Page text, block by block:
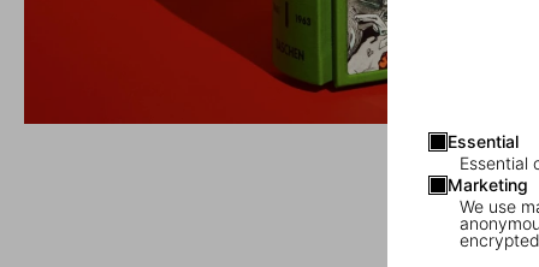
Essential
Essential
Marketing
We use